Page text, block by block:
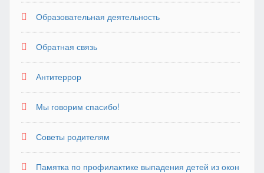
Образовательная деятельность
Обратная связь
Антитеррор
Мы говорим спасибо!
Советы родителям
Памятка по профилактике выпадения детей из окон